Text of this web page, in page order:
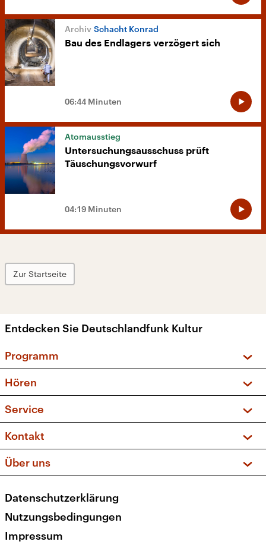
Schacht Konrad
Bau des Endlagers verzögert sich
06:44 Minuten
Atomausstieg
Untersuchungsausschuss prüft
Täuschungsvorwurf
04:19 Minuten
Zur Startseite
Entdecken Sie Deutschlandfunk Kultur
Programm
Sendungen und Podcasts
Musikliste
Kakadu – Das Kinderprogramm
Hören
Frequenzen (UKW + DAB+)
Service
FAQ
Apps
Newsletter
Veranstaltungen
Kontakt
Social Media
Über uns
Presse
Karriere
Transparenz
Datenschutzerklärung
Nutzungsbedingungen
Impressum